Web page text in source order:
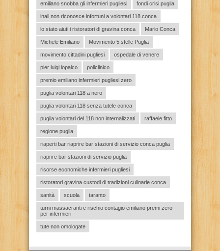
emiliano snobba gli infermieri pugliesi fondi crisi puglia
inail non riconosce infortuni a volontari 118 conca
lo stato aiuti i ristoratori di gravina conca Mario Conca
Michele Emiliano Movimento 5 stelle Puglia
movimento cittadini pugliesi ospedale di venere
pier luigi lopalco policlinico
premio emiliano infermieri pugliesi zero
puglia volontari 118 a nero
puglia volontari 118 senza tutele conca
puglia volontari del 118 non internalizzati raffaele fitto
regione puglia
riaperti bar riaprire bar stazioni di servizio conca puglia
riaprire bar stazioni di servizio puglia
risorse economiche infermieri pugliesi
ristoratori gravina custodi di tradizioni culinarie conca
sanità scuola taranto
turni massacranti e rischio contagio emiliano premi zero
per infermieri
tute non omologate